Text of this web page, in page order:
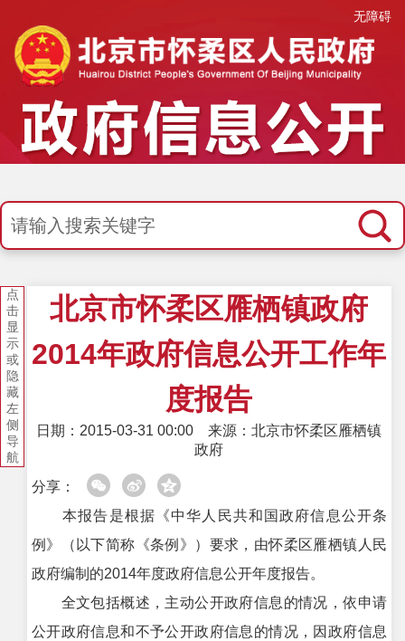
无障碍
点
击
显
示
或
隐
藏
左
侧
导
航
北京市怀柔区雁栖镇政府
2014年政府信息公开工作年
度报告
日期：2015-03-31 00:00
来源：北京市怀柔区雁栖镇
政府
分享：
本报告是根据《中华人民共和国政府信息公开条
例》（以下简称《条例》）要求，由怀柔区雁栖镇人民
政府编制的2014年度政府信息公开年度报告。
全文包括概述，主动公开政府信息的情况，依申请
公开政府信息和不予公开政府信息的情况，因政府信息